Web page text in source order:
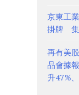
京東工
掛牌 集
再有美
品會據
升47%